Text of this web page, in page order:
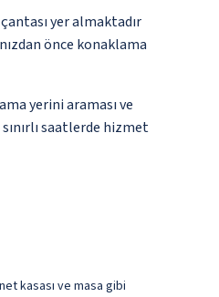
yer almaktadır
önce konaklama
yerini araması ve
saatlerde hizmet
kasası ve masa gibi